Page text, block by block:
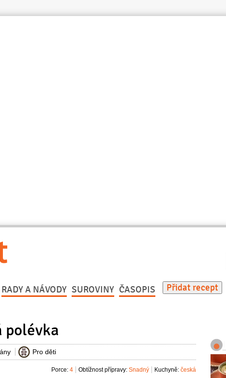
RADY A NÁVODY SUROVINY ČASOPIS Přidat recept
polévka
Pro děti
Kuchyně: česká
Obtížnost přípravy: Snadný
Porce: 4